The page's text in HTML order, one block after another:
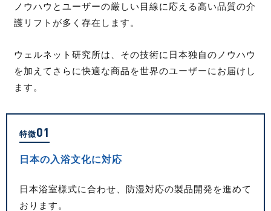
ノウハウとユーザーの厳しい目線に応える高い品質の介
護リフトが多く存在します。
ウェルネット研究所は、その技術に日本独自のノウハウ
を加えてさらに快適な商品を世界のユーザーにお届けし
ます。
特徴01
日本の入浴文化に対応
日本浴室様式に合わせ、防湿対応の製品開発を進めて
おります。